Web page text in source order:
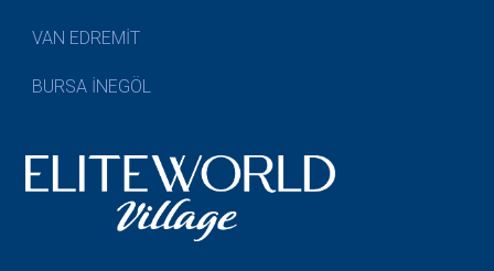
VAN EDREMİT
BURSA İNEGÖL